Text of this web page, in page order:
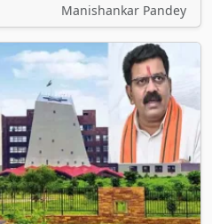
Manishankar Pandey